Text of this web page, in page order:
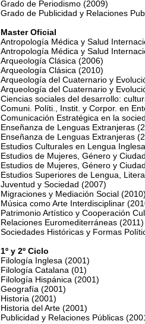
Grado de Periodismo (2009)
Grado de Publicidad y Relaciones
Master Oficial
Antropología Médica y Salud
Antropología Médica y Salud
Arqueología Clásica (2006)
Arqueología Clásica (2010)
Arqueología del Cuaternario y
Arqueología del Cuaternario y
Ciencias sociales del desarrollo:
Comuni. Políti., Instit. y Corpor. en
Comunicación Estratégica en la
Enseñanza de Lenguas Extranjeras
Enseñanza de Lenguas Extranjeras
Estudios Culturales en Lengua
Estudios de Mujeres, Género y
Estudios de Mujeres, Género y
Estudios Superiores de Lengua,
Juventud y Sociedad (2007)
Migraciones y Mediación Social
Música como Arte Interdisciplinar
Patrimonio Artístico y Cooperación
Relaciones Euromediterráneas (2011)
Sociedades Históricas y Formas
1º y 2º Ciclo
Filología Inglesa (2001)
Filología Catalana (01)
Filología Hispánica (2001)
Geografía (2001)
Historia (2001)
Historia del Arte (2001)
Publicidad y Relaciones Públicas